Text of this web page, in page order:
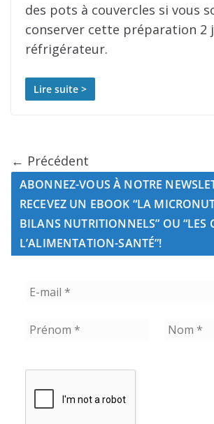
des pots à couvercles si vous
conserver cette préparation 2
réfrigérateur.
Lire suite >
← Précédent
ABONNEZ-VOUS À NOTRE
RECEVEZ UN EBOOK “LA
BILANS NUTRITIONNELS” OU “LES
L’ALIMENTATION-SANTÉ”!